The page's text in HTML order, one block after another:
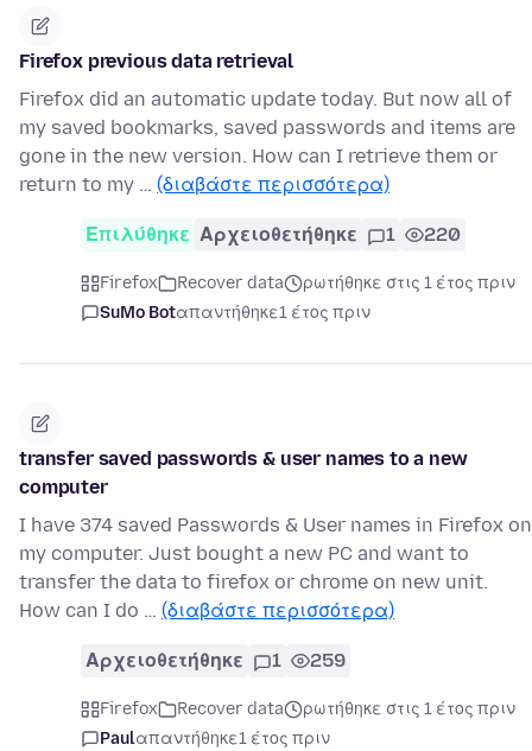
Firefox previous data retrieval
Firefox did an automatic update today. But now all of
my saved bookmarks, saved passwords and items are
gone in the new version. How can I retrieve them or
return to my … (διαβάστε περισσότερα)
Επιλύθηκε Αρχειοθετήθηκε 1 220
Firefox Recover data
ρωτήθηκε στις 1 έτος πριν
SuMo Botαπαντήθηκε1 έτος πριν
transfer saved passwords & user names to a new
computer
I have 374 saved Passwords & User names in Firefox on
my computer. Just bought a new PC and want to
transfer the data to firefox or chrome on new unit.
How can I do … (διαβάστε περισσότερα)
Αρχειοθετήθηκε 1 259
Firefox Recover data
ρωτήθηκε στις 1 έτος πριν
Paulαπαντήθηκε1 έτος πριν